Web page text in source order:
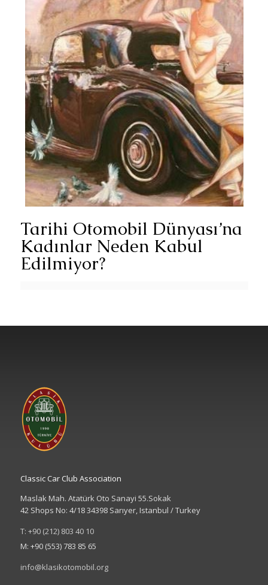
Tarihi Otomobil Dünyası’na
Kadınlar Neden Kabul
Edilmiyor?
Classic Car Club Association
Maslak Mah. Atatürk Oto Sanayi 55.Sokak
42 Shops No: 4/18 34398 Sarıyer, Istanbul / Turkey
T: +90 (212) 803 40 10
M: +90 (553) 783 85 65
info@klasikotomobil.org